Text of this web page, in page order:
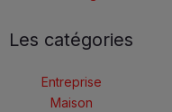
Les catégories
Entreprise
Maison